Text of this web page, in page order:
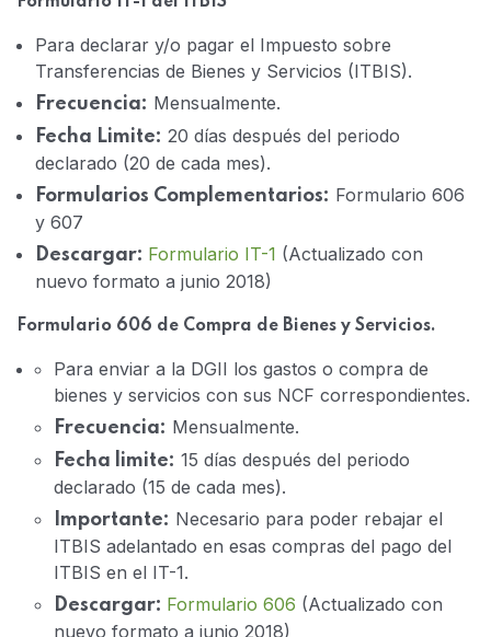
Para declarar y/o pagar el Impuesto sobre
Transferencias de Bienes y Servicios (ITBIS).
Frecuencia: Mensualmente.
Fecha Limite: 20 días después del periodo
declarado (20 de cada mes).
Formularios Complementarios: Formulario 606
y 607
Descargar: Formulario IT-1 (Actualizado con
nuevo formato a junio 2018)
Formulario 606 de Compra de Bienes y Servicios.
Para enviar a la DGII los gastos o compra de
bienes y servicios con sus NCF correspondientes.
Frecuencia: Mensualmente.
Fecha limite: 15 días después del periodo
declarado (15 de cada mes).
Importante: Necesario para poder rebajar el
ITBIS adelantado en esas compras del pago del
ITBIS en el IT-1.
Descargar: Formulario 606 (Actualizado con
nuevo formato a junio 2018)